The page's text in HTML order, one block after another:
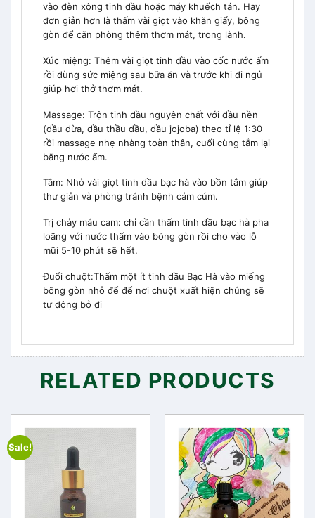
vào đèn xông tinh dầu hoặc máy khuếch tán. Hay
đơn giản hơn là thấm vài giọt vào khăn giấy, bông
gòn để căn phòng thêm thơm mát, trong lành.
Xúc miệng: Thêm vài giọt tinh dầu vào cốc nước ấm
rồi dùng sức miệng sau bữa ăn và trước khi đi ngủ
giúp hơi thở thơm mát.
Massage: Trộn tinh dầu nguyên chất với dầu nền
(dầu dừa, dầu thầu dầu, dầu jojoba) theo tỉ lệ 1:30
rồi massage nhẹ nhàng toàn thân, cuối cùng tắm lại
bằng nước ấm.
Tắm: Nhỏ vài giọt tinh dầu bạc hà vào bồn tắm giúp
thư giản và phòng tránh bệnh cảm cúm.
Trị chảy máu cam: chỉ cần thấm tinh dầu bạc hà pha
loãng với nước thấm vào bông gòn rồi cho vào lỗ
mũi 5-10 phút sẽ hết.
Đuổi chuột:Thấm một ít tinh dầu Bạc Hà vào miếng
bông gòn nhỏ để để nơi chuột xuất hiện chúng sẽ
tự động bỏ đi
RELATED PRODUCTS
Sale!